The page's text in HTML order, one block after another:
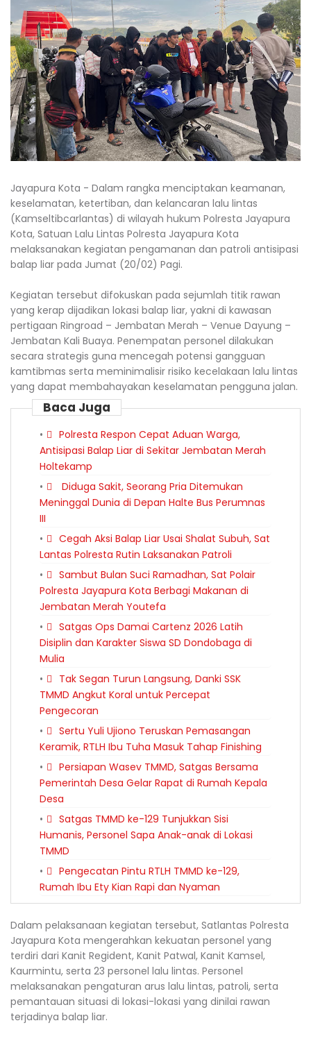
Jayapura Kota - Dalam rangka menciptakan keamanan,
keselamatan, ketertiban, dan kelancaran lalu lintas
(Kamseltibcarlantas) di wilayah hukum Polresta Jayapura
Kota, Satuan Lalu Lintas Polresta Jayapura Kota
melaksanakan kegiatan pengamanan dan patroli antisipasi
balap liar pada Jumat (20/02) Pagi.
Kegiatan tersebut difokuskan pada sejumlah titik rawan
yang kerap dijadikan lokasi balap liar, yakni di kawasan
pertigaan Ringroad – Jembatan Merah – Venue Dayung –
Jembatan Kali Buaya. Penempatan personel dilakukan
secara strategis guna mencegah potensi gangguan
kamtibmas serta meminimalisir risiko kecelakaan lalu lintas
yang dapat membahayakan keselamatan pengguna jalan.
Baca Juga
Polresta Respon Cepat Aduan Warga,
Antisipasi Balap Liar di Sekitar Jembatan Merah
Holtekamp
‎Diduga Sakit, Seorang Pria Ditemukan
Meninggal Dunia di Depan Halte Bus Perumnas
III ‎
Cegah Aksi Balap Liar Usai Shalat Subuh, Sat
Lantas Polresta Rutin Laksanakan Patroli
Sambut Bulan Suci Ramadhan, Sat Polair
Polresta Jayapura Kota Berbagi Makanan di
Jembatan Merah Youtefa
Satgas Ops Damai Cartenz 2026 Latih
Disiplin dan Karakter Siswa SD Dondobaga di
Mulia
Tak Segan Turun Langsung, Danki SSK
TMMD Angkut Koral untuk Percepat
Pengecoran
Sertu Yuli Ujiono Teruskan Pemasangan
Keramik, RTLH Ibu Tuha Masuk Tahap Finishing
Persiapan Wasev TMMD, Satgas Bersama
Pemerintah Desa Gelar Rapat di Rumah Kepala
Desa
Satgas TMMD ke-129 Tunjukkan Sisi
Humanis, Personel Sapa Anak-anak di Lokasi
TMMD
Pengecatan Pintu RTLH TMMD ke-129,
Rumah Ibu Ety Kian Rapi dan Nyaman
Dalam pelaksanaan kegiatan tersebut, Satlantas Polresta
Jayapura Kota mengerahkan kekuatan personel yang
terdiri dari Kanit Regident, Kanit Patwal, Kanit Kamsel,
Kaurmintu, serta 23 personel lalu lintas. Personel
melaksanakan pengaturan arus lalu lintas, patroli, serta
pemantauan situasi di lokasi-lokasi yang dinilai rawan
terjadinya balap liar.